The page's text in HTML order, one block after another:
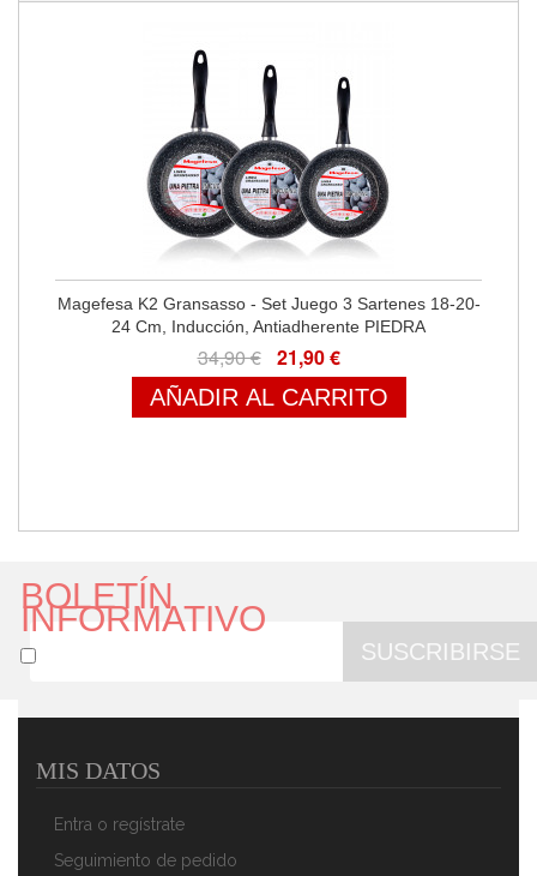
Magefesa K2 Gransasso - Set Juego 3 Sartenes 18-20-
24 Cm, Inducción, Antiadherente PIEDRA
34,90 € 21,90 €
AÑADIR AL CARRITO
BOLETÍN
INFORMATIVO
SUSCRIBIRSE
MIS DATOS
Entra o regístrate
Seguimiento de pedido